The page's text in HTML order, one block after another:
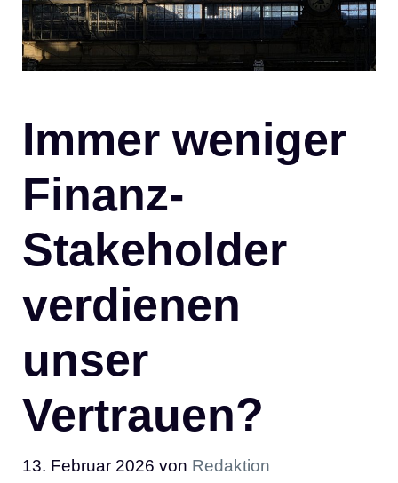
Immer weniger
Finanz-
Stakeholder
verdienen
unser
Vertrauen?
13. Februar 2026 von Redaktion